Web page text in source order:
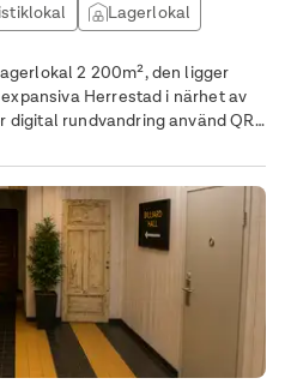
Lagerlokal
2 200m², den ligger
Herrestad i närhet av
digital rundvandring använd QR-
2200kvm-TomasGravare